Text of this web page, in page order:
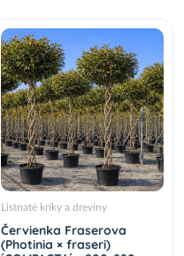
Listnaté kríky a dreviny
Červienka Fraserova
(Photinia × fraseri)